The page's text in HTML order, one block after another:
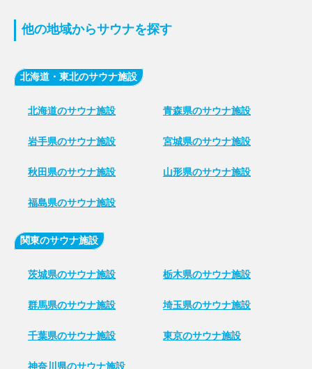
他の地域からサウナを探す
北海道・東北のサウナ施設
北海道のサウナ施設 青森県のサウナ施設
岩手県のサウナ施設 宮城県のサウナ施設
秋田県のサウナ施設 山形県のサウナ施設
福島県のサウナ施設
関東のサウナ施設
茨城県のサウナ施設 栃木県のサウナ施設
群馬県のサウナ施設 埼玉県のサウナ施設
千葉県のサウナ施設 東京のサウナ施設
神奈川県のサウナ施設